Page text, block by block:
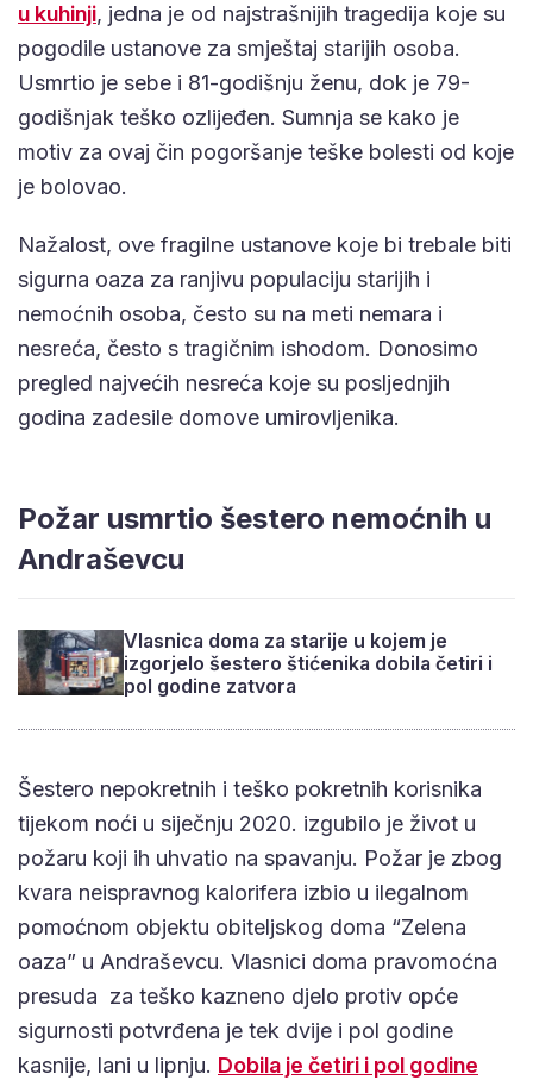
u kuhinji, jedna je od najstrašnijih tragedija koje su
pogodile ustanove za smještaj starijih osoba.
Usmrtio je sebe i 81-godišnju ženu, dok je 79-
godišnjak teško ozlijeđen. Sumnja se kako je
motiv za ovaj čin pogoršanje teške bolesti od koje
je bolovao.
Nažalost, ove fragilne ustanove koje bi trebale biti
sigurna oaza za ranjivu populaciju starijih i
nemoćnih osoba, često su na meti nemara i
nesreća, često s tragičnim ishodom. Donosimo
pregled najvećih nesreća koje su posljednjih
godina zadesile domove umirovljenika.
Požar usmrtio šestero nemoćnih u
Andraševcu
Vlasnica doma za starije u kojem je
izgorjelo šestero štićenika dobila četiri i
pol godine zatvora
Šestero nepokretnih i teško pokretnih korisnika
tijekom noći u siječnju 2020. izgubilo je život u
požaru koji ih uhvatio na spavanju. Požar je zbog
kvara neispravnog kalorifera izbio u ilegalnom
pomoćnom objektu obiteljskog doma “Zelena
oaza” u Andraševcu. Vlasnici doma pravomoćna
presuda za teško kazneno djelo protiv opće
sigurnosti potvrđena je tek dvije i pol godine
kasnije, lani u lipnju. Dobila je četiri i pol godine